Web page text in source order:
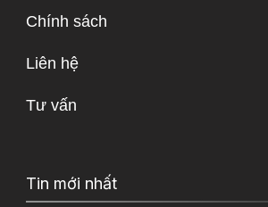
Chính sách
Liên hệ
Tư vấn
Tin mới nhất